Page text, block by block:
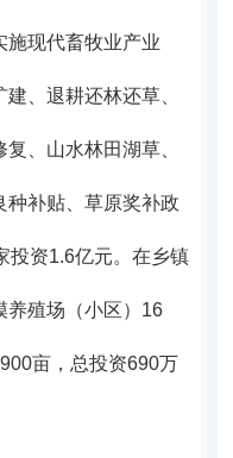
施现代畜牧业产业
、退耕还林还草、
、山水林田湖草、
种补贴、草原奖补政
投资1.6亿元。在乡镇
养殖场（小区）16
亩，总投资690万